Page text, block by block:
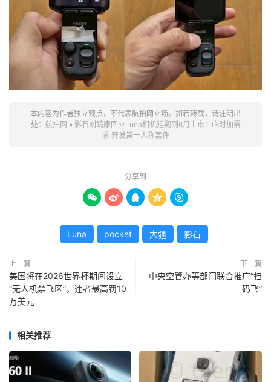
本内容为作者独立观点，不代表航拍网立场。如若转载，请注明出
处： 航拍网 » 影石刘靖康回应Luna相机延期到6月上市：临时加需
求 开发第一人称套件
分享到
    
Luna pocket 大疆 影石
上一篇
美国将在2026世界杯期间设立
“无人机禁飞区”，违者最高罚10
万美元
下一篇
中央空管办等部门联合推广“扫
码飞”
相关推荐